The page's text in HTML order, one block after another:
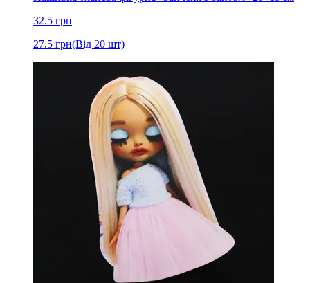
32.5 грн
27.5 грн(Від 20 шт)